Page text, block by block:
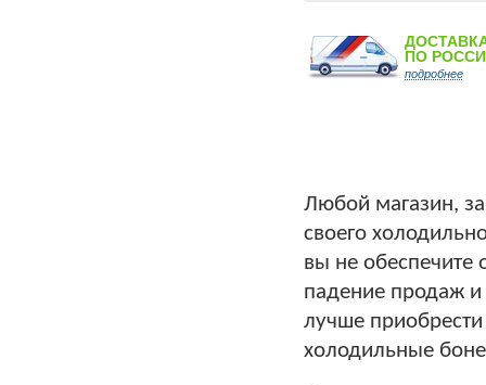
ПО
подробнее
Любой магазин,
своего
вы не обеспечите
падение продаж
лучше
холодильные